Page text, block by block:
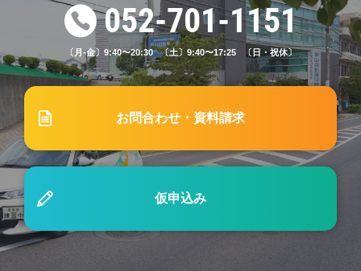
きについて【手順と特長】」
ブログ 2023.03.15
#10「【これから免許を取得する方へ】自動車学校
の申し込みから免許取得までの流れ」
ブログ 2024.04.01
#35「東山自動車学校の繁忙期はいつ？入校におす
052-701-1151
〔月-金〕9:40〜20:30 〔土〕9:40〜17:25 〔日・祝休〕
お問合わせ・資料請求
仮申込み